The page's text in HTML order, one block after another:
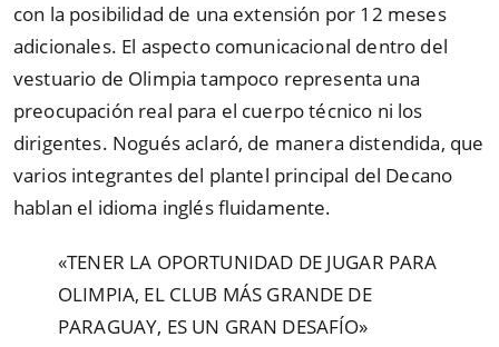
con la posibilidad de una extensión por 12 meses
adicionales. El aspecto comunicacional dentro del
vestuario de Olimpia tampoco representa una
preocupación real para el cuerpo técnico ni los
dirigentes. Nogués aclaró, de manera distendida, que
varios integrantes del plantel principal del Decano
hablan el idioma inglés fluidamente.
«TENER LA OPORTUNIDAD DE JUGAR PARA
OLIMPIA, EL CLUB MÁS GRANDE DE
PARAGUAY, ES UN GRAN DESAFÍO»